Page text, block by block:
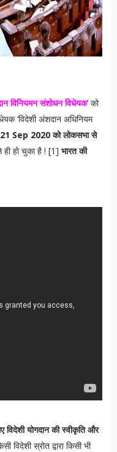
विनियमन संशोधन विधेयक’ को
‘विदेशी अंशदान अधिनियम
Sep 2020 को लोकसभा से
हो चुका है ! [1] भारत की
योगदान की स्वीकृति और
विदेशी स्रोत द्वारा किसी भी